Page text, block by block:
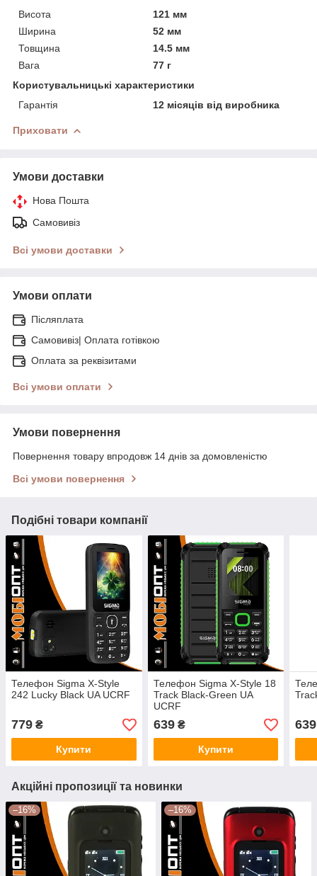
Висота
121 мм
Ширина
52 мм
Товщина
14.5 мм
Вага
77 г
Користувальницькі характеристики
Гарантія
12 місяців від виробника
Приховати
Умови доставки
Нова Пошта
Самовивіз
Всі умови доставки
Умови оплати
Післяплата
Самовивіз| Оплата готівкою
Оплата за реквізитами
Всі умови оплати
Умови повернення
Повернення товару впродовж 14 днів за домовленістю
Всі умови повернення
Подібні товари компанії
Телефон Sigma X-Style
242 Lucky Black UA UCRF
779 ₴
Купити
Телефон Sigma X-Style 18
Track Black-Green UA
UCRF
639₴
Купити
639
Акційні пропозиції та новинки
–16% –16%